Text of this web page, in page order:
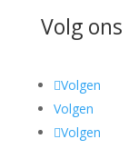
Volg ons
Volgen
Volgen
Volgen